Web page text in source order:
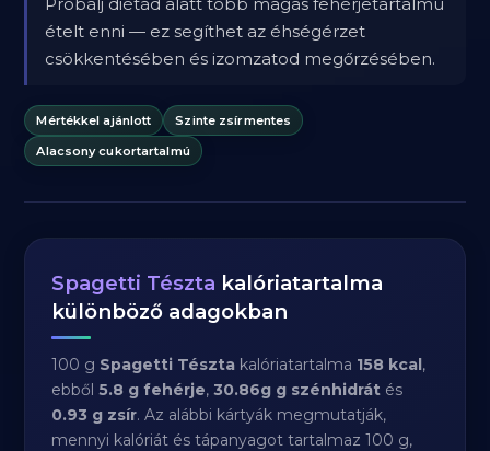
ételt enni — ez segíthet az éhségérzet
csökkentésében és izomzatod megőrzésében.
Mértékkel ajánlott
Szinte zsírmentes
Alacsony cukortartalmú
Spagetti Tészta kalóriatartalma
különböző adagokban
100 g Spagetti Tészta kalóriatartalma 158 kcal,
ebből5.8 g fehérje,30.86g g szénhidrát és
0.93 g zsír. Az alábbi kártyák megmutatják,
mennyi kalóriát és tápanyagot tartalmaz 100 g,